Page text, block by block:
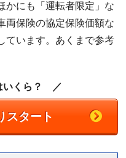
かにも「運転者限定」な
両保険の協定保険価額な
ています。あくまで参考
いくら？ ／
スタート